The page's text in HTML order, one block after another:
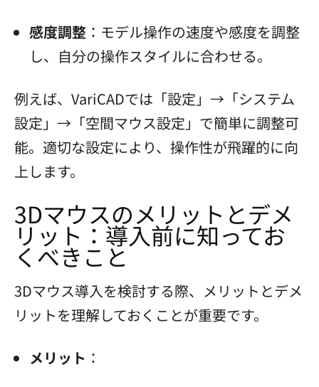
感度調整 ：モデル操作の速度や感度を調整
し、自分の操作スタイルに合わせる。
例えば、VariCADでは「設定」→「システム
設定」→「空間マウス設定」で簡単に調整可
能。適切な設定により、操作性が飛躍的に向
上します。
3Dマウスのメリットとデメ
リット：導入前に知ってお
くべきこと
3Dマウス導入を検討する際、メリットとデメ
リットを理解しておくことが重要です。
メリット ：